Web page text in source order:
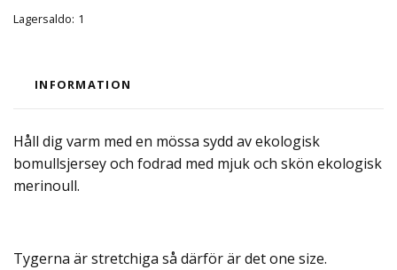
Lagersaldo: 1
INFORMATION
Håll dig varm med en mössa sydd av ekologisk
bomullsjersey och fodrad med mjuk och skön ekologisk
merinoull.
Tygerna är stretchiga så därför är det one size.